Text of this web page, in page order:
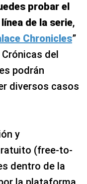
probar el
de la serie,
Chronicles”
del
podrán
diversos casos
y
(free-to-
dentro de la